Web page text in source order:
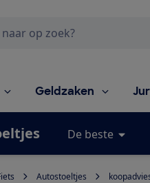
Geldzaken
De beste
Autostoeltjes